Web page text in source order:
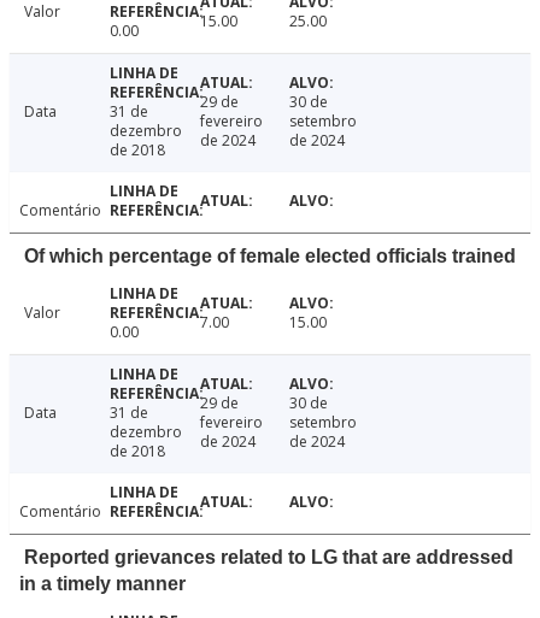
Valor
0.00
15.00 25.00
Data
31 de
dezembro
de 2018
29 de
fevereiro
de 2024
30 de
setembro
de 2024
Comentário
Of which percentage of female elected officials trained
Valor
0.00
7.00 15.00
Data
31 de
dezembro
de 2018
29 de
fevereiro
de 2024
30 de
setembro
de 2024
Comentário
Reported grievances related to LG that are addressed
in a timely manner